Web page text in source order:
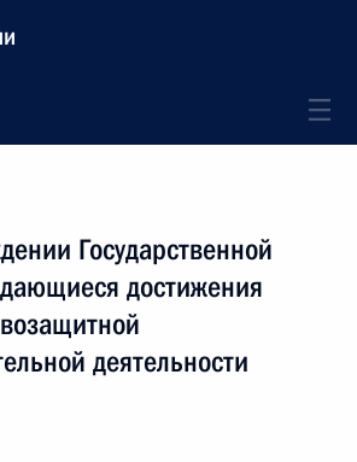
Государственной
достижения
деятельности